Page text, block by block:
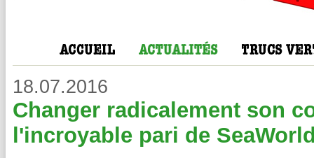
18.07.2016
Changer radicalement son
l'incroyable pari de